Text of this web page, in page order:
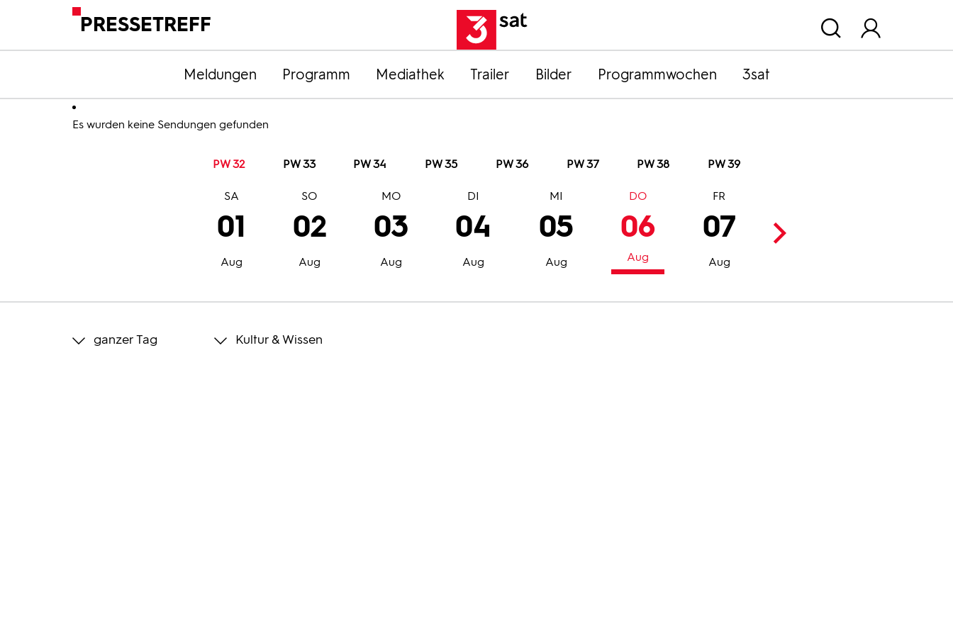
PRESSETREFF
Meldungen Programm Mediathek Trailer Bilder Programmwochen 3sat
Es wurden keine Sendungen gefunden
PW 32 PW 33 PW 34 PW 35 PW 36 PW 37 PW 38 PW 39
01
Aug
SA
02
Aug
SO
03
Aug
MO
04
Aug
DI
05
Aug
MI
06
Aug
DO
07
Aug
FR
08
ganzer Tag Kultur & Wissen